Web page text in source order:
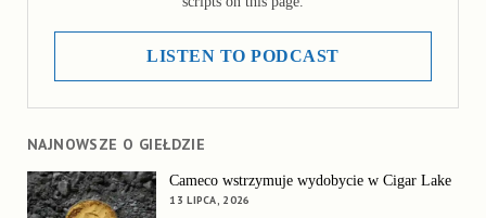
LISTEN TO PODCAST
NAJNOWSZE O GIEŁDZIE
Cameco wstrzymuje wydobycie w Cigar Lake
13 LIPCA, 2026